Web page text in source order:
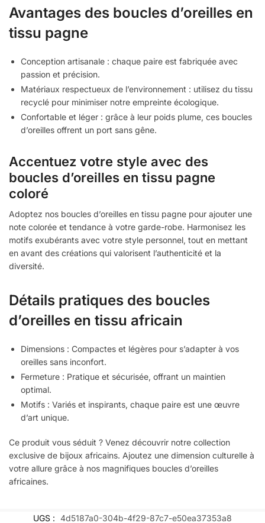
Avantages des boucles d’oreilles en
tissu pagne
Conception artisanale : chaque paire est fabriquée avec
passion et précision.
Matériaux respectueux de l’environnement : utilisez du tissu
recyclé pour minimiser notre empreinte écologique.
Confortable et léger : grâce à leur poids plume, ces boucles
d’oreilles offrent un port sans gêne.
Accentuez votre style avec des
boucles d’oreilles en tissu pagne
coloré
Adoptez nos boucles d’oreilles en tissu pagne pour ajouter une
note colorée et tendance à votre garde-robe. Harmonisez les
motifs exubérants avec votre style personnel, tout en mettant
en avant des créations qui valorisent l’authenticité et la
diversité.
Détails pratiques des boucles
d’oreilles en tissu africain
Dimensions : Compactes et légères pour s’adapter à vos
oreilles sans inconfort.
Fermeture : Pratique et sécurisée, offrant un maintien
optimal.
Motifs : Variés et inspirants, chaque paire est une œuvre
d’art unique.
Ce produit vous séduit ? Venez découvrir notre collection
exclusive de bijoux africains. Ajoutez une dimension culturelle à
votre allure grâce à nos magnifiques boucles d’oreilles
africaines.
UGS : 4d5187a0-304b-4f29-87c7-e50ea37353a8